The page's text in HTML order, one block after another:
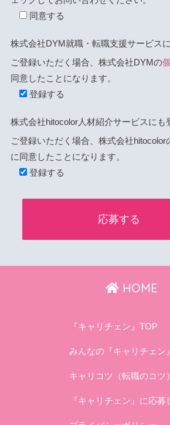
同意する
株式会社DYM就職・転職支援サービス
ご登録いただく場合、株式会社DYMの
同意したことになります。
登録する
株式会社hitocolor人材紹介サービスにも
ご登録いただく場合、株式会社hitocolor
に同意したことになります。
登録する
HOME
『キャリチェン』TOP
みんなの『キャリチェン
キャリコツ（転職のコツ）
『キャリチェン』に応募